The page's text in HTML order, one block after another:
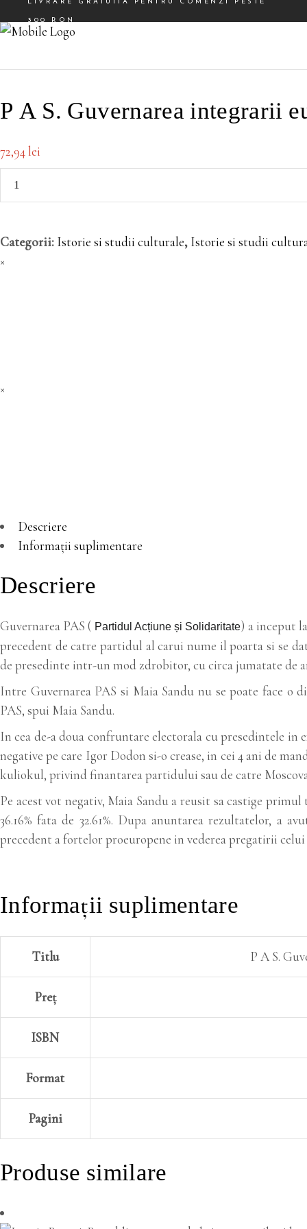
LIVRARE GRATUITA PENTRU COMENZI PESTE
300 RON
P A S. Guvernarea integrarii
72,94lei
Guvernarea
integrarii
Categorii: Istorie si studii culturale, Istorie si studii
×
×
Descriere
Informații suplimentare
Descriere
Guvernarea PAS ( Partidul Acțiune și Solidaritate) a inceput
precedent de catre partidul al carui nume il poarta si se
de presedinte intr-un mod zdrobitor, cu circa jumatate de
Intre Guvernarea PAS si Maia Sandu nu se poate face o
PAS, spui Maia Sandu.
In cea de-a doua confruntare electorala cu presedintele
negative pe care Igor Dodon si-o crease, in cei 4 ani de
kuliokul, privind finantarea partidului sau de catre
Pe acest vot negativ, Maia Sandu a reusit sa castige
36.16% fata de 32.61%. Dupa anuntarea rezultatelor, a
precedent a fortelor proeuropene in vederea pregatirii
Informații suplimentare
Titlu P A S.
Preț
ISBN
Format
Pagini
Produse similare